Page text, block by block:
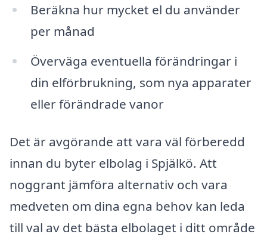
Beräkna hur mycket el du använder
per månad
Överväga eventuella förändringar i
din elförbrukning, som nya apparater
eller förändrade vanor
Det är avgörande att vara väl förberedd
innan du byter elbolag i Spjälkö. Att
noggrant jämföra alternativ och vara
medveten om dina egna behov kan leda
till val av det bästa elbolaget i ditt område